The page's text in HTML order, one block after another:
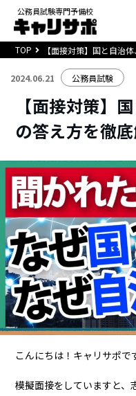
公務員試験専門予備校
TOP 【面接対策】国と自治
2024.06.21 公務員試験
【面接対策】
の答え方を徹底
こんにちは！キャリサポで
模擬面接をしていますと、